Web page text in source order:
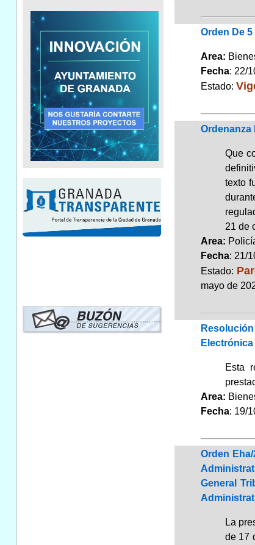
Orden De
Area:
Fecha: 22/
Estado:
Ordenanza
Que
texto
21 de
Area:
Fecha: 21/
Estado:
mayo de
Esta
Area:
Fecha: 19/
Orden
General
La
de 17